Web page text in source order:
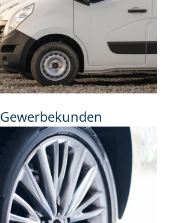
Gewerbekunden